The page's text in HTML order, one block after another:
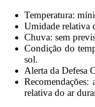
Temperatura:
Umidade relativa
Chuva: sem
Condição do
sol.
Alerta da Defesa
Recomendações:
relativa do ar